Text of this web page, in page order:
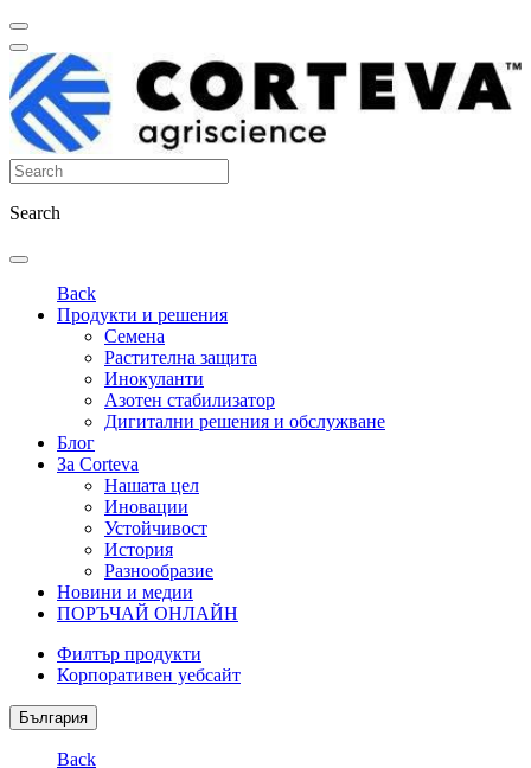
Search
Back
Продукти и решения
Семена
Растителна защита
Инокуланти
Азотен стабилизатор
Дигитални решения и обслужване
Блог
За Corteva
Нашата цел
Иновации
Устойчивост
История
Разнообразие
Новини и медии
ПОРЪЧАЙ ОНЛАЙН
Филтър продукти
Корпоративен уебсайт
България
Back